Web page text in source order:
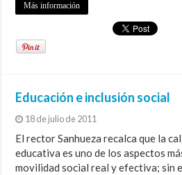
Más información
Educación e inclusión social
18 de julio de 2011
El rector Sanhueza recalca que la
educativa es uno de los aspectos
movilidad social real y efectiva; sin